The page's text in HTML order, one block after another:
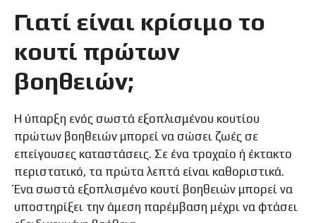
Γιατί είναι κρίσιμο το
κουτί πρώτων
βοηθειών;
Η ύπαρξη ενός σωστά εξοπλισμένου κουτίου
πρώτων βοηθειών μπορεί να σώσει ζωές σε
επείγουσες καταστάσεις. Σε ένα τροχαίο ή έκτακτο
περιστατικό, τα πρώτα λεπτά είναι καθοριστικά.
Ένα σωστά εξοπλισμένο κουτί βοηθειών μπορεί να
υποστηρίξει την άμεση παρέμβαση μέχρι να φτάσει